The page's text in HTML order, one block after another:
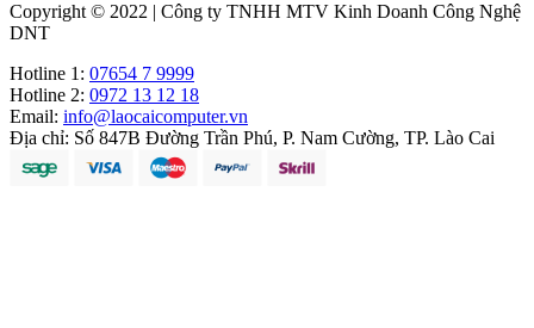
Copyright © 2022 | Công ty TNHH MTV Kinh Doanh Công Nghệ
DNT
Hotline 1: 07654 7 9999
Hotline 2: 0972 13 12 18
Email: info@laocaicomputer.vn
Địa chỉ: Số 847B Đường Trần Phú, P. Nam Cường, TP. Lào Cai